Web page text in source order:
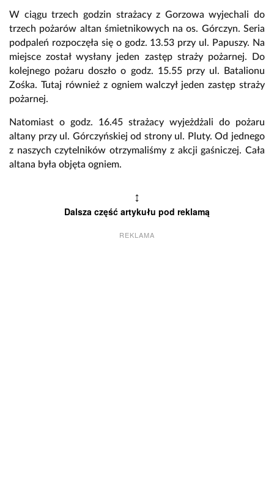
W ciągu trzech godzin strażacy z Gorzowa wyjechali do
trzech pożarów altan śmietnikowych na os. Górczyn. Seria
podpaleń rozpoczęła się o godz. 13.53 przy ul. Papuszy. Na
miejsce został wysłany jeden zastęp straży pożarnej. Do
kolejnego pożaru doszło o godz. 15.55 przy ul. Batalionu
Zośka. Tutaj również z ogniem walczył jeden zastęp straży
pożarnej.
Natomiast o godz. 16.45 strażacy wyjeżdżali do pożaru
altany przy ul. Górczyńskiej od strony ul. Pluty. Od jednego
z naszych czytelników otrzymaliśmy z akcji gaśniczej. Cała
altana była objęta ogniem.
↕
Dalsza część artykułu pod reklamą
REKLAMA